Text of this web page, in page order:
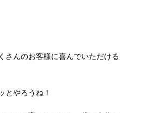
さんのお客様に喜んでいただける
とやろうね！